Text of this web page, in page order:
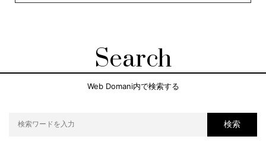
Search
Web Domani内で検索する
検索